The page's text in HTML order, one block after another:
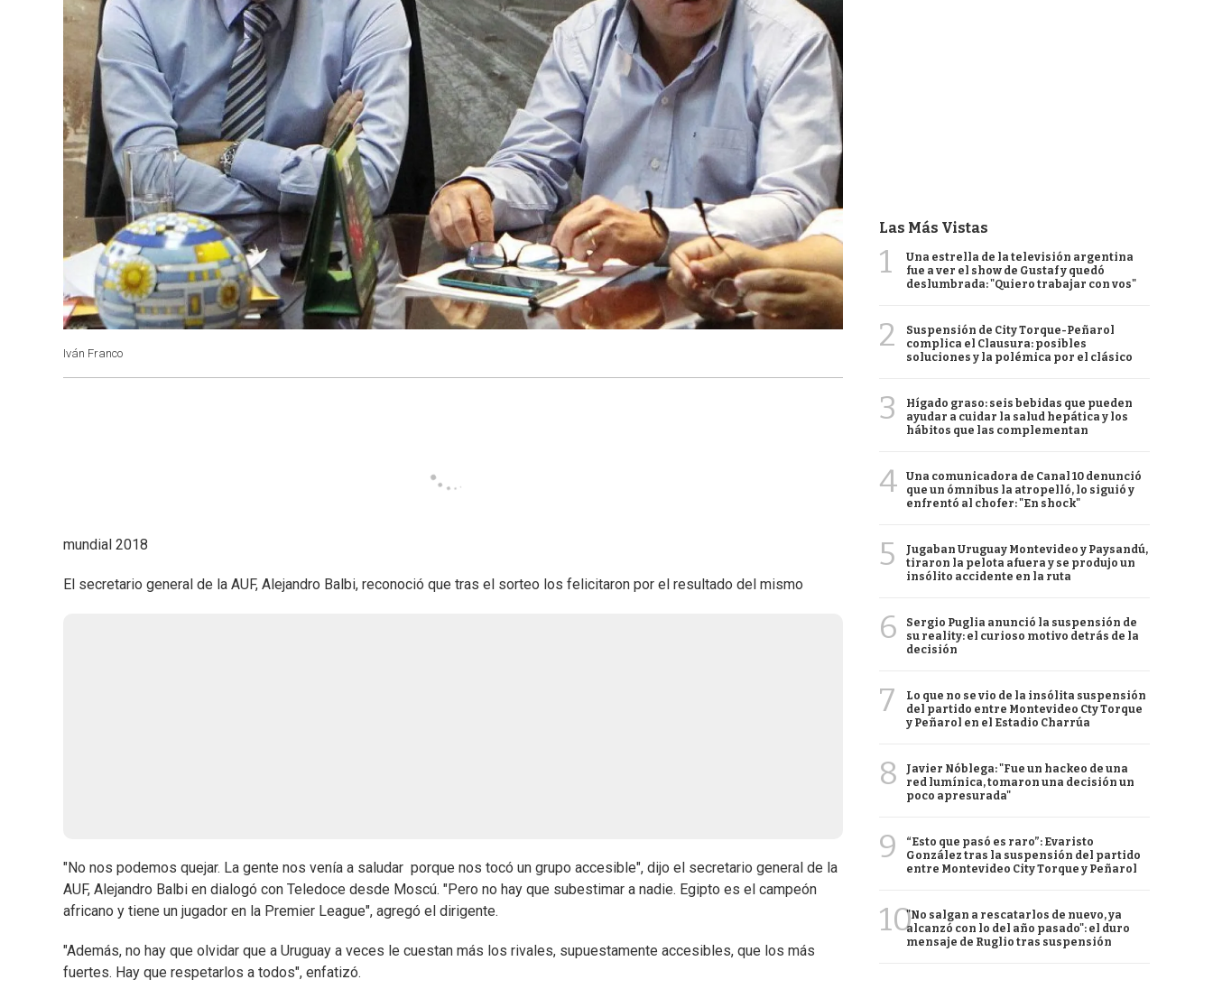
Iván Franco
mundial 2018
El secretario general de la AUF, Alejandro Balbi, reconoció que tras el sorteo los felicitaron por el resultado del mismo
"No nos podemos quejar. La gente nos venía a saludar porque nos tocó un grupo accesible", dijo el secretario general de la
AUF, Alejandro Balbi en dialogó con Teledoce desde Moscú. "Pero no hay que subestimar a nadie. Egipto es el campeón
africano y tiene un jugador en la Premier League", agregó el dirigente.
"Además, no hay que olvidar que a Uruguay a veces le cuestan más los rivales, supuestamente accesibles, que los más
fuertes. Hay que respetarlos a todos", enfatizó.
Las Más Vistas
1
Una estrella de la televisión argentina
fue a ver el show de Gustaf y quedó
deslumbrada: "Quiero trabajar con vos"
2
Suspensión de City Torque-Peñarol
complica el Clausura: posibles
soluciones y la polémica por el clásico
3
Hígado graso: seis bebidas que pueden
ayudar a cuidar la salud hepática y los
hábitos que las complementan
4
Una comunicadora de Canal 10 denunció
que un ómnibus la atropelló, lo siguió y
enfrentó al chofer: "En shock"
5
Jugaban Uruguay Montevideo y Paysandú,
tiraron la pelota afuera y se produjo un
insólito accidente en la ruta
6
Sergio Puglia anunció la suspensión de
su reality: el curioso motivo detrás de la
decisión
7
Lo que no se vio de la insólita suspensión
del partido entre Montevideo Cty Torque
y Peñarol en el Estadio Charrúa
8
Javier Nóblega: "Fue un hackeo de una
red lumínica, tomaron una decisión un
poco apresurada"
9
“Esto que pasó es raro”: Evaristo
González tras la suspensión del partido
entre Montevideo City Torque y Peñarol
10"No salgan a rescatarlos de nuevo, ya
alcanzó con lo del año pasado": el duro
mensaje de Ruglio tras suspensión